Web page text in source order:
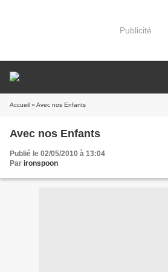
Publicité
Accueil » Avec nos Enfants
Avec nos Enfants
Publié le 02/05/2010 à 13:04
Par ironspoon